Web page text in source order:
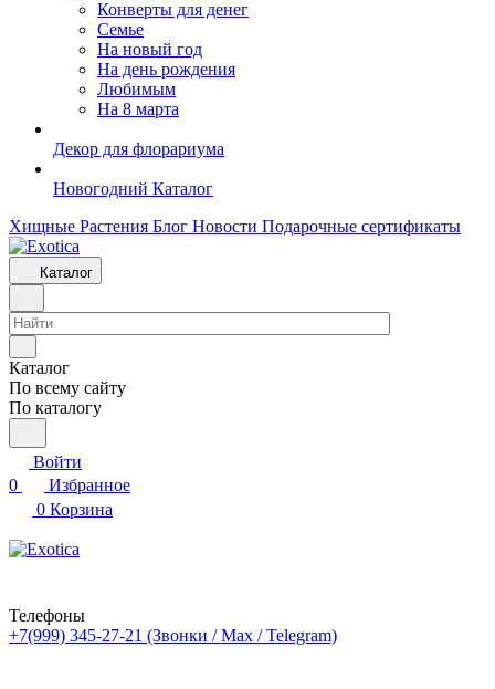
Конверты для денег
Семье
На новый год
На день рождения
Любимым
На 8 марта
Декор для флорариума
Новогодний Каталог
Хищные Растения Блог Новости Подарочные сертификаты
Каталог
Каталог
По всему сайту
По каталогу
Войти
0
Избранное
0 Корзина
Телефоны
+7(999) 345-27-21 (Звонки / Max / Telegram)